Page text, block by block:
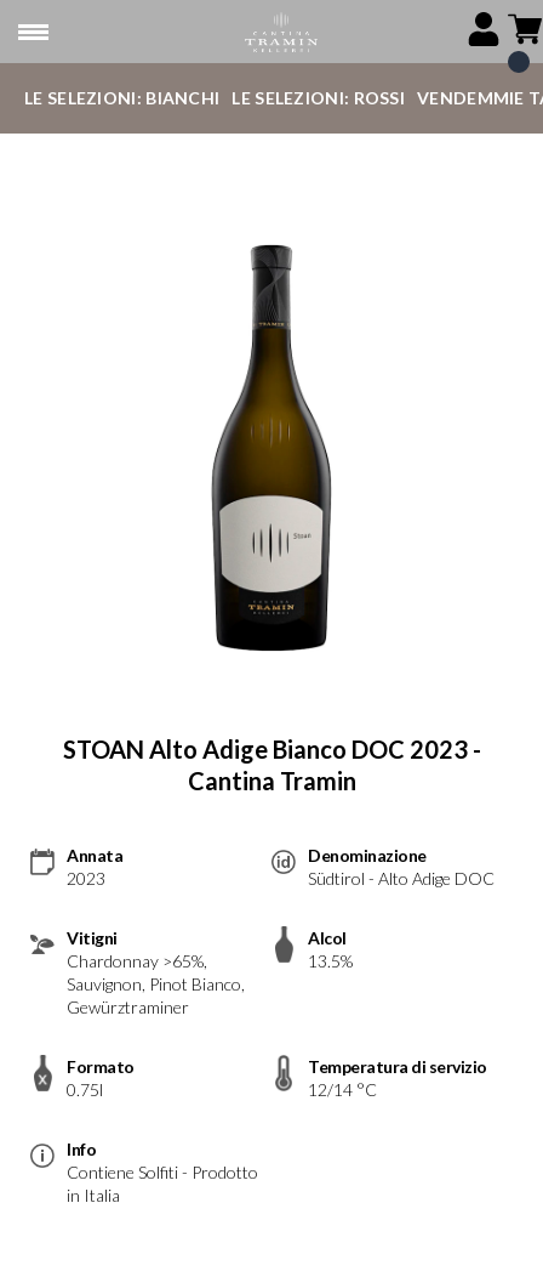
LE SELEZIONI: BIANCHI LE SELEZIONI: ROSSI VENDEMMIE
STOAN Alto Adige Bianco DOC 2023 -
Cantina Tramin
Annata
2023
Denominazione
Südtirol - Alto Adige DOC
Vitigni
Chardonnay >65%,
Sauvignon, Pinot Bianco,
Gewürztraminer
Alcol
13.5%
Formato
0.75l
Temperatura di servizio
12/14 °C
Info
Contiene Solfiti - Prodotto
in Italia